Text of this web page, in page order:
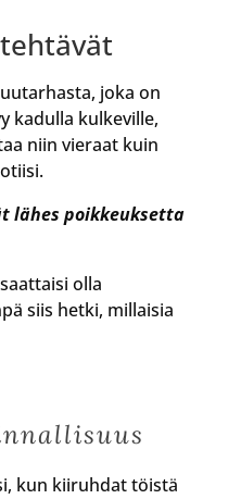
joka on
kadulla kulkeville,
niin vieraat kuin
lähes poikkeuksetta
olla
siis hetki, millaisia
kun kiiruhdat töistä